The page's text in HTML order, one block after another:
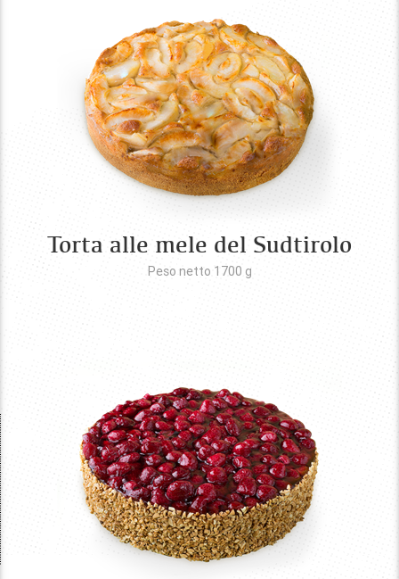
Torta alle mele del Sudtirolo
Peso netto 1700 g